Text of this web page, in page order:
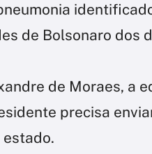
de Bolsonaro dos
de Moraes, a
precisa